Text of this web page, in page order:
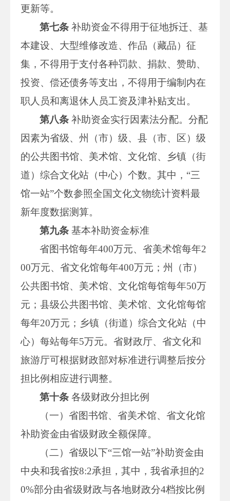
更新等。
第七条 补助资金不得用于征地拆迁、基
本建设、大型维修改造、作品（藏品）征
集，不得用于支付各种罚款、捐款、赞助、
投资、偿还债务等支出，不得用于编制内在
职人员和离退休人员工资及津补贴支出。
第八条 补助资金实行因素法分配。分配
因素为省级、州（市）级、县（市、区）级
的公共图书馆、美术馆、文化馆、乡镇（街
道）综合文化站（中心）个数。其中，“三
馆一站”个数参照全国文化文物统计资料最
新年度数据测算。
第九条 基本补助资金标准
省图书馆每年400万元、省美术馆每年2
00万元、省文化馆每年400万元；州（市）
公共图书馆、美术馆、文化馆每馆每年50万
元；县级公共图书馆、美术馆、文化馆每馆
每年20万元；乡镇（街道）综合文化站（中
心）每站每年5万元。省财政厅、省文化和
旅游厅可根据财政部对标准进行调整后按分
担比例相应进行调整。
第十条 各级财政分担比例
（一）省图书馆、省美术馆、省文化馆
补助资金由省级财政全额保障。
（二）省级以下“三馆一站”补助资金由
中央和我省按8:2承担，其中，我省承担的2
0%部分由省级财政与各地财政分4档按比例